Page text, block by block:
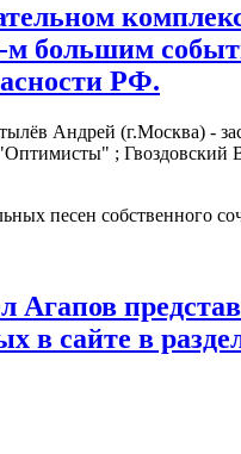
большим
РФ.
Андрей (г.Москва) -
;
песен собственного
в сайте в